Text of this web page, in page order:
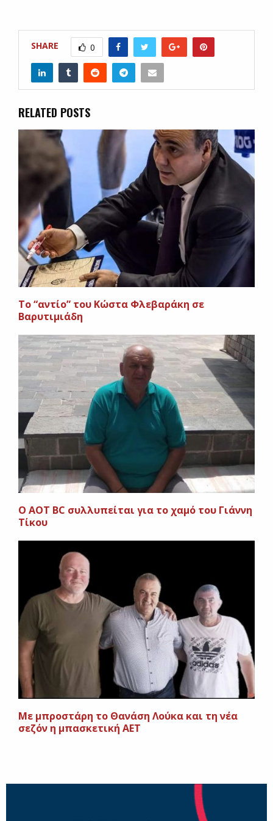
SHARE 0
RELATED POSTS
Το “αντίο” του Κώστα Φλεβαράκη σε
Βαρυτιμιάδη
Ο ΑΟΤ BC συλλυπείται για το χαμό του Γιάννη
Τίκου
Mε μπροστάρη το Θανάση Λούκα και τη νέα
σεζόν η μπασκετική ΑΕΤ